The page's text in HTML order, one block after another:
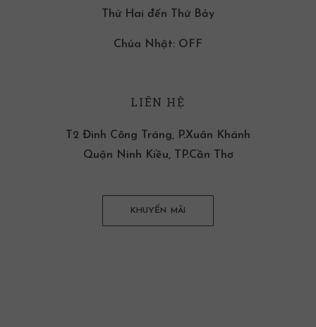
Thứ Hai đến Thứ Bảy
Chúa Nhật: OFF
LIÊN HỆ
T2 Đinh Công Tráng, P.Xuân Khánh
Quận Ninh Kiều, TP.Cần Thơ
KHUYẾN MÃI